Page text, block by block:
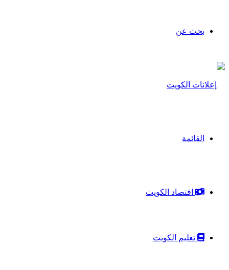
بحث عن
القائمة
اقتصاد الكويت
تعليم الكويت